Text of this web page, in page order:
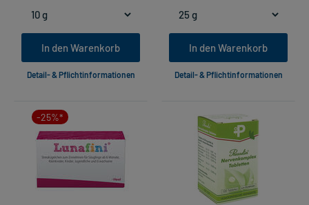
In den Warenkorb
Detail- & Pflichtinformationen
In den Warenkorb
Detail- & Pflichtinformationen
-25%*